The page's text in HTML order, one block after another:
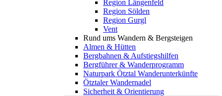
Region Längenfeld
Region Sölden
Region Gurgl
Vent
Rund ums Wandern & Bergsteigen
Almen & Hütten
Bergbahnen & Aufstiegshilfen
Bergführer & Wanderprogramm
Naturpark Ötztal Wanderunterkünfte
Ötztaler Wandernadel
Sicherheit & Orientierung